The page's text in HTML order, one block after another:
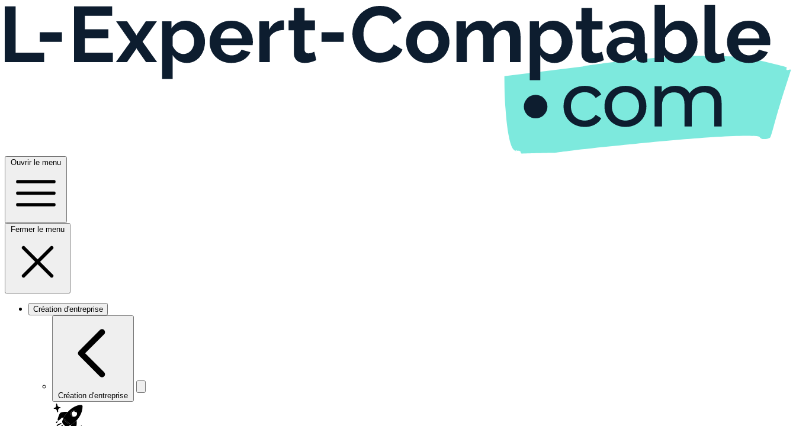
Ouvrir le menu
Fermer le menu
Création d'entreprise
Création d'entreprise